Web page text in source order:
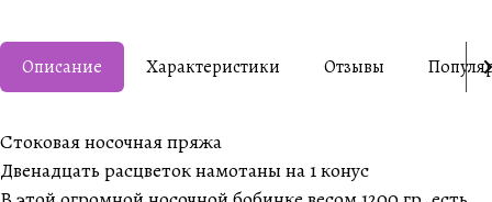
Описание Характеристики Отзывы
Стоковая носочная пряжа
Двенадцать расцветок намотаны на 1 конус